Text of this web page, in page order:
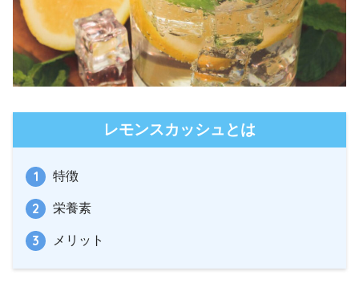
レモンスカッシュとは
特徴
栄養素
メリット